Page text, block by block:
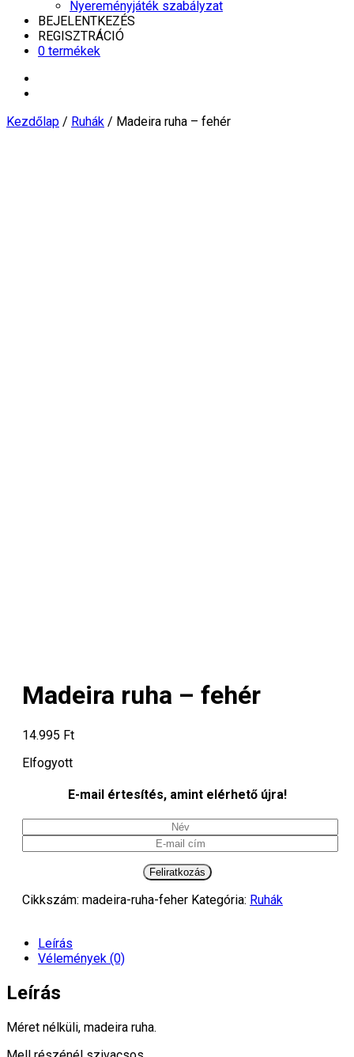
Nyereményjáték szabályzat
BEJELENTKEZÉS
REGISZTRÁCIÓ
0 termékek
Kezdőlap / Ruhák / Madeira ruha – fehér
Madeira ruha – fehér
14.995 Ft
Elfogyott
E-mail értesítés, amint elérhető újra!
Cikkszám: madeira-ruha-feher Kategória: Ruhák
Leírás
Vélemények (0)
Leírás
Méret nélküli, madeira ruha.